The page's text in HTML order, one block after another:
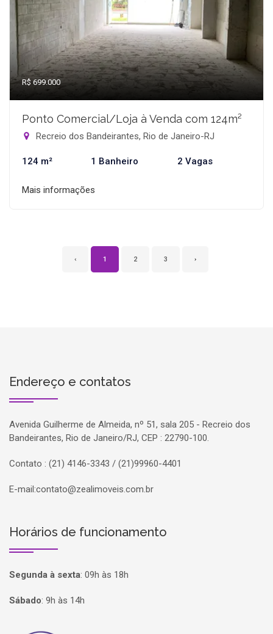
R$ 699.000
Ponto Comercial/Loja à Venda com 124m²
Recreio dos Bandeirantes, Rio de Janeiro-RJ
124 m² 1 Banheiro 2 Vagas
Mais informações
‹ 1 2 3 ›
Endereço e contatos
Avenida Guilherme de Almeida, nº 51, sala 205 - Recreio dos
Bandeirantes, Rio de Janeiro/RJ, CEP : 22790-100.
Contato : (21) 4146-3343 / (21)99960-4401
E-mail:contato@zealimoveis.com.br
Horários de funcionamento
Segunda à sexta: 09h às 18h
Sábado: 9h às 14h